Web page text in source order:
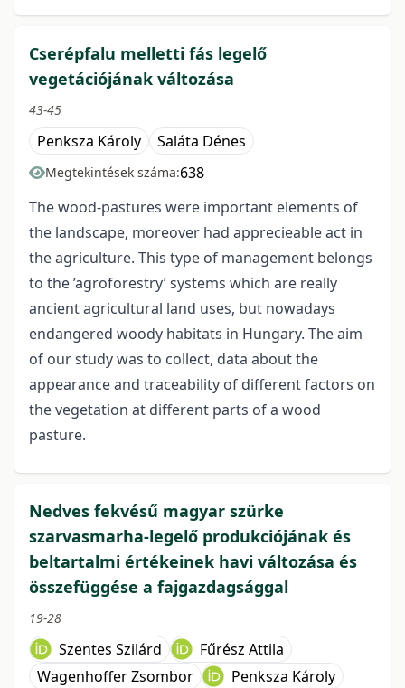
Cserépfalu melletti fás legelő
vegetációjának változása
43-45
Penksza Károly Saláta Dénes
Megtekintések száma:638
The wood-pastures were important elements of
the landscape, moreover had apprecieable act in
the agriculture. This type of management belongs
to the ’agroforestry’ systems which are really
ancient agricultural land uses, but nowadays
endangered woody habitats in Hungary. The aim
of our study was to collect, data about the
appearance and traceability of different factors on
the vegetation at different parts of a wood
pasture.
Nedves fekvésű magyar szürke
szarvasmarha-legelő produkciójának és
beltartalmi értékeinek havi változása és
összefüggése a fajgazdagsággal
19-28
Szentes Szilárd
Fűrész Attila
Wagenhoffer Zsombor
Penksza Károly